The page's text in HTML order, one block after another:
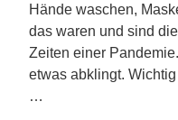
Hände waschen,
das waren und sind
Zeiten einer
etwas abklingt.
…